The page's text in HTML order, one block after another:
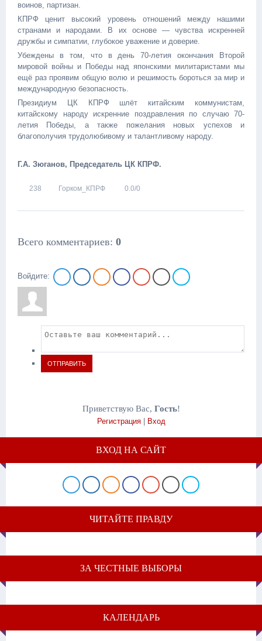
воинов, партизан.
КПРФ ценит высокий уровень отношений между нашими
странами и народами. В их основе — чувства искренней
дружбы и симпатии, глубокое уважение и доверие.
Убеждены в том, что в день 70-летия окончания Второй
мировой войны и Победы над японскими милитаристами мы
ещё раз проявим общую волю и решимость бороться за мир и
международную безопасность.
Президиум ЦК КПРФ шлёт китайским коммунистам,
китайскому народу искренние поздравления по случаю 70-
летия Победы, а также пожелания новых успехов и
благополучия трудолюбивому и талантливому народу.
Г.А. Зюганов, Председатель ЦК КПРФ.
238 Горком_КПРФ 0.0/0
Всего комментариев: 0
Войдите:
ОТПРАВИТЬ
Приветствую Вас, Гость!
Регистрация| Вход
ВХОД НА САЙТ
ЧИТАЙТЕ ПРАВДУ
ЗА ЧЕСТНЫЕ ВЫБОРЫ
КАЛЕНДАРЬ